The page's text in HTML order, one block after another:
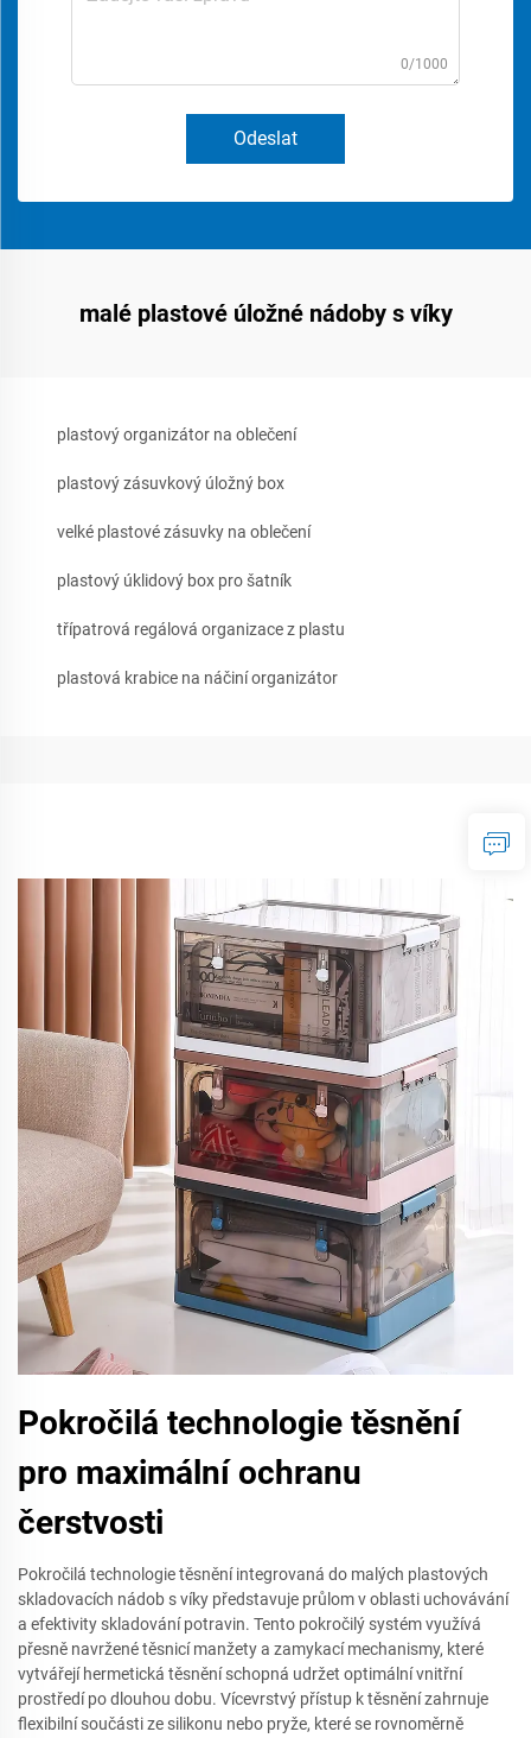
0/1000
Odeslat
malé plastové úložné nádoby s víky
plastový organizátor na oblečení
plastový zásuvkový úložný box
velké plastové zásuvky na oblečení
plastový úklidový box pro šatník
třípatrová regálová organizace z plastu
plastová krabice na náčiní organizátor
Pokročilá technologie těsnění
pro maximální ochranu
čerstvosti
Pokročilá technologie těsnění integrovaná do malých plastových
skladovacích nádob s víky představuje průlom v oblasti uchovávání
a efektivity skladování potravin. Tento pokročilý systém využívá
přesně navržené těsnicí manžety a zamykací mechanismy, které
vytvářejí hermetická těsnění schopná udržet optimální vnitřní
prostředí po dlouhou dobu. Vícevrstvý přístup k těsnění zahrnuje
flexibilní součásti ze silikonu nebo pryže, které se rovnoměrně